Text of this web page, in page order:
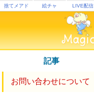
捨てメアド 絵チャ LIVE配信
記事
お問い合わせについて